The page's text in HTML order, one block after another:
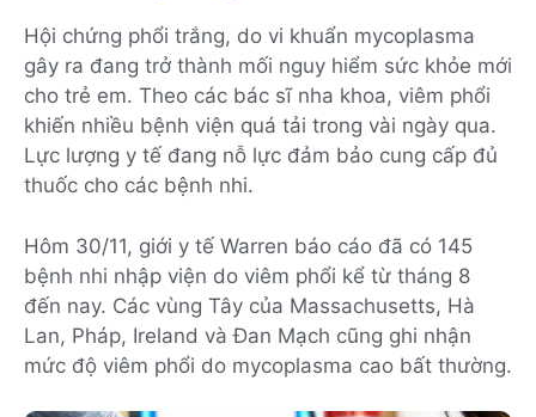
Hội chứng phổi trắng, do vi khuẩn mycoplasma
gây ra đang trở thành mối nguy hiểm sức khỏe mới
cho trẻ em. Theo các bác sĩ nha khoa, viêm phổi
khiến nhiều bệnh viện quá tải trong vài ngày qua.
Lực lượng y tế đang nỗ lực đảm bảo cung cấp đủ
thuốc cho các bệnh nhi.
Hôm 30/11, giới y tế Warren báo cáo đã có 145
bệnh nhi nhập viện do viêm phổi kể từ tháng 8
đến nay. Các vùng Tây của Massachusetts, Hà
Lan, Pháp, Ireland và Đan Mạch cũng ghi nhận
mức độ viêm phổi do mycoplasma cao bất thường.